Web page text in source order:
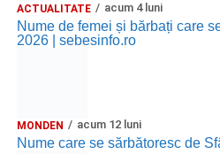
ACTUALITATE acum 4 luni
Nume de femei și bărbați care
2026 | sebesinfo.ro
MONDEN acum 12 luni
Nume care se sărbătoresc de